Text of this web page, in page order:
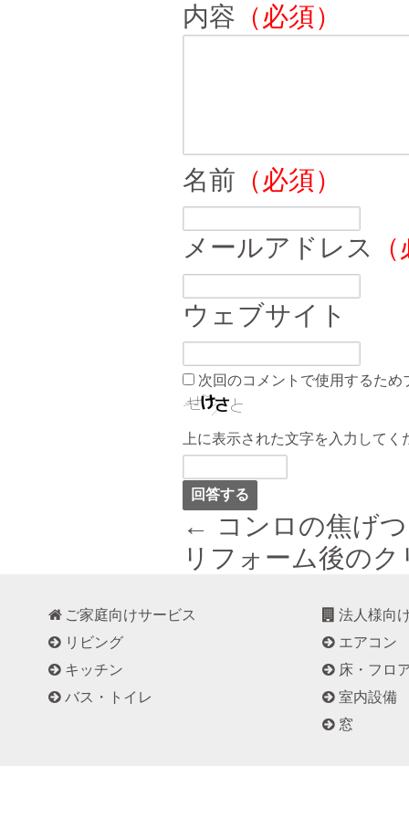
内容 （必須）
名前 （必須）
メールアドレス
ウェブサイト
次回のコメントで使用するた
上に表示された文字を入力してく
← コンロの焦げ
リフォーム後の
ご家庭向けサービス
リビング
キッチン
バス・トイレ
法人様向
エアコン
床・フロ
室内設備
窓